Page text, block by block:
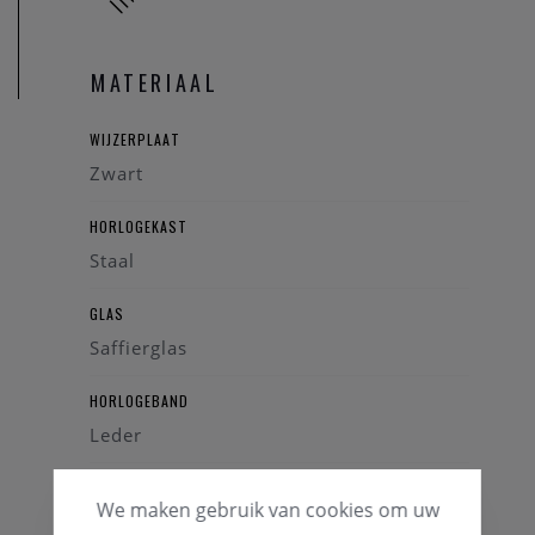
MATERIAAL
WIJZERPLAAT
Zwart
HORLOGEKAST
Staal
GLAS
Saffierglas
HORLOGEBAND
Leder
Zwart
We maken gebruik van cookies om uw